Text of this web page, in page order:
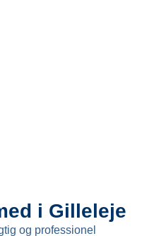
i Gilleleje
og professionel